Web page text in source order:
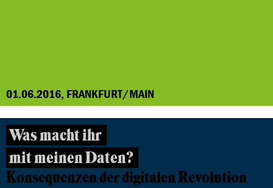
01.06.2016, FRANKFURT/MAIN
Was macht ihr
mit meinen Daten?
Konsequenzen der digitalen Revolution